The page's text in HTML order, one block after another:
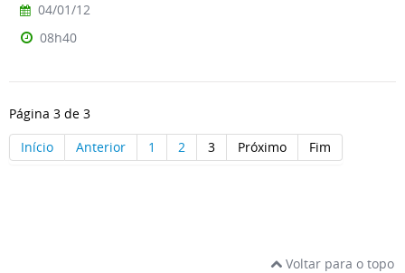
04/01/12
08h40
Página 3 de 3
Início
Anterior 1 2 3 Próximo Fim
Voltar para o topo